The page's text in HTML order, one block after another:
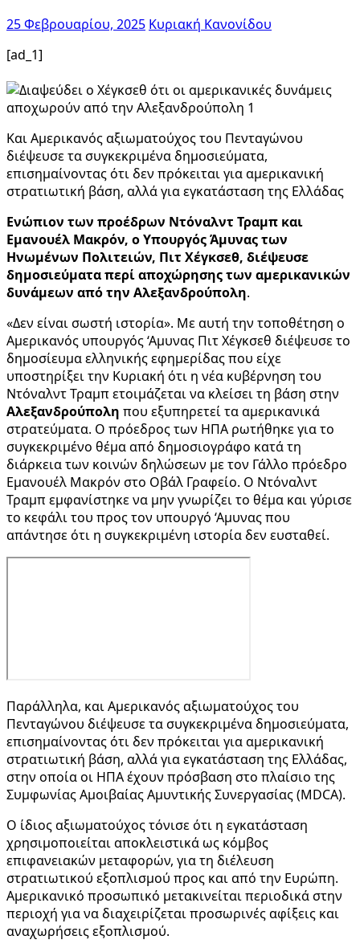
25 Φεβρουαρίου, 2025 Κυριακή Κανονίδου
[ad_1]
Και Αμερικανός αξιωματούχος του Πενταγώνου
διέψευσε τα συγκεκριμένα δημοσιεύματα,
επισημαίνοντας ότι δεν πρόκειται για αμερικανική
στρατιωτική βάση, αλλά για εγκατάσταση της Ελλάδας
Ενώπιον των προέδρων Ντόναλντ Τραμπ και
Εμανουέλ Μακρόν, ο Υπουργός Άμυνας των
Ηνωμένων Πολιτειών, Πιτ Χέγκσεθ, διέψευσε
δημοσιεύματα περί αποχώρησης των αμερικανικών
δυνάμεων από την Αλεξανδρούπολη.
«Δεν είναι σωστή ιστορία». Με αυτή την τοποθέτηση ο
Αμερικανός υπουργός ‘Αμυνας Πιτ Χέγκσεθ διέψευσε το
δημοσίευμα ελληνικής εφημερίδας που είχε
υποστηρίξει την Κυριακή ότι η νέα κυβέρνηση του
Ντόναλντ Τραμπ ετοιμάζεται να κλείσει τη βάση στην
Αλεξανδρούπολη που εξυπηρετεί τα αμερικανικά
στρατεύματα. Ο πρόεδρος των ΗΠΑ ρωτήθηκε για το
συγκεκριμένο θέμα από δημοσιογράφο κατά τη
διάρκεια των κοινών δηλώσεων με τον Γάλλο πρόεδρο
Εμανουέλ Μακρόν στο Οβάλ Γραφείο. Ο Ντόναλντ
Τραμπ εμφανίστηκε να μην γνωρίζει το θέμα και γύρισε
το κεφάλι του προς τον υπουργό ‘Αμυνας που
απάντησε ότι η συγκεκριμένη ιστορία δεν ευσταθεί.
Παράλληλα, και Αμερικανός αξιωματούχος του
Πενταγώνου διέψευσε τα συγκεκριμένα δημοσιεύματα,
επισημαίνοντας ότι δεν πρόκειται για αμερικανική
στρατιωτική βάση, αλλά για εγκατάσταση της Ελλάδας,
στην οποία οι ΗΠΑ έχουν πρόσβαση στο πλαίσιο της
Συμφωνίας Αμοιβαίας Αμυντικής Συνεργασίας (MDCA).
Ο ίδιος αξιωματούχος τόνισε ότι η εγκατάσταση
χρησιμοποιείται αποκλειστικά ως κόμβος
επιφανειακών μεταφορών, για τη διέλευση
στρατιωτικού εξοπλισμού προς και από την Ευρώπη.
Αμερικανικό προσωπικό μετακινείται περιοδικά στην
περιοχή για να διαχειρίζεται προσωρινές αφίξεις και
αναχωρήσεις εξοπλισμού.